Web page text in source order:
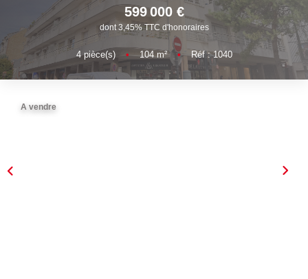
LOCATIONS
GESTION
599 000 €
dont 3,45% TTC d'honoraires
4pièce(s) • 104m² • Réf : 1040
A vendre